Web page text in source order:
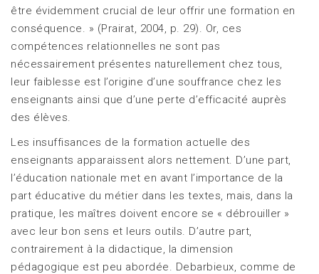
être évidemment crucial de leur offrir une formation en
conséquence. » (Prairat, 2004, p. 29). Or, ces
compétences relationnelles ne sont pas
nécessairement présentes naturellement chez tous,
leur faiblesse est l’origine d’une souffrance chez les
enseignants ainsi que d’une perte d’efficacité auprès
des élèves.
Les insuffisances de la formation actuelle des
enseignants apparaissent alors nettement. D’une part,
l’éducation nationale met en avant l’importance de la
part éducative du métier dans les textes, mais, dans la
pratique, les maîtres doivent encore se « débrouiller »
avec leur bon sens et leurs outils. D’autre part,
contrairement à la didactique, la dimension
pédagogique est peu abordée. Debarbieux, comme de